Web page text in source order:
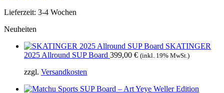
Lieferzeit: 3-4 Wochen
Neuheiten
SKATINGER
2025 Allround SUP Board 399,00 € (inkl. 19% MwSt.)
zzgl. Versandkosten